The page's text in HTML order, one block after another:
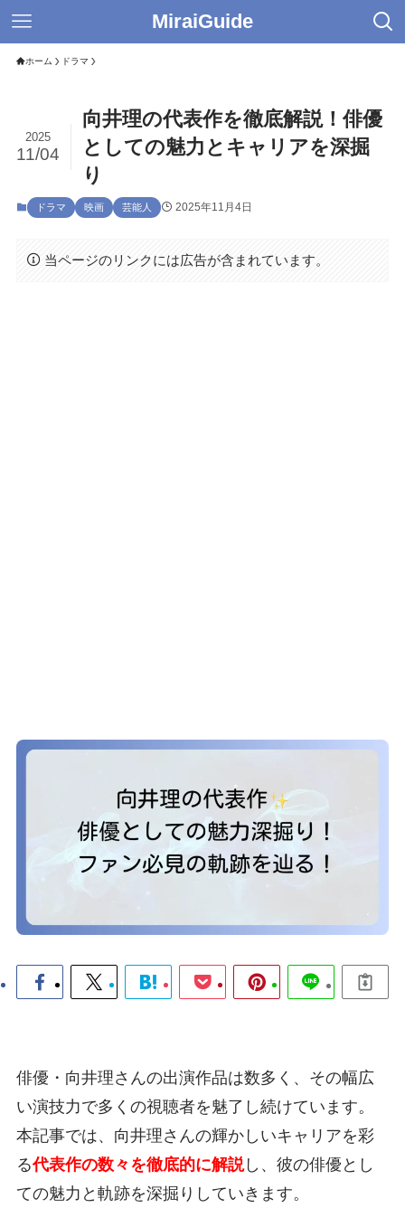
MiraiGuide
ホーム ドラマ
向井理の代表作を徹底解説！俳優
としての魅力とキャリアを深掘
り
2025
11/04
ドラマ 映画 芸能人 2025年11月4日
当ページのリンクには広告が含まれています。
俳優・向井理さんの出演作品は数多く、その幅広
い演技力で多くの視聴者を魅了し続けています。
本記事では、向井理さんの輝かしいキャリアを彩
る代表作の数々を徹底的に解説し、彼の俳優とし
ての魅力と軌跡を深掘りしていきます。